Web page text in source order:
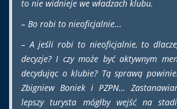
to nie widnieje we władzach klubu.
– Bo robi to nieoficjalnie...
– A jeśli robi to nieoficjalnie, to
decyzje? I czy może być aktywnym
decydując o klubie? Tą sprawą
Zbigniew Boniek i PZPN…
lepszy turysta mógłby wejść na